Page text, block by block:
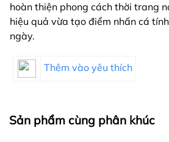
hoàn thiện phong cách thời trang
hiệu quả vừa tạo điểm nhấn cá
ngày.
Thêm vào yêu thích
Sản phẩm cùng phân khúc